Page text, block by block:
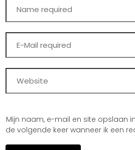
Mijn naam, e-mail en site opslaan
de volgende keer wanneer ik een